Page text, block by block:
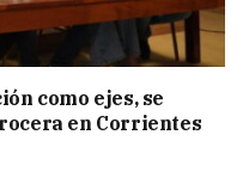
como ejes, se
en Corrientes